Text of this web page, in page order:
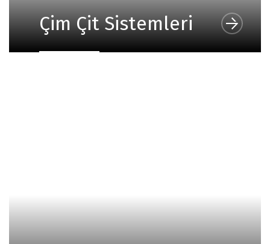
Çim Çit Sistemleri